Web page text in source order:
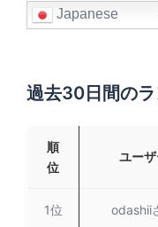
Japanese
過去30日間の
順
位
ユー
1位 odashii